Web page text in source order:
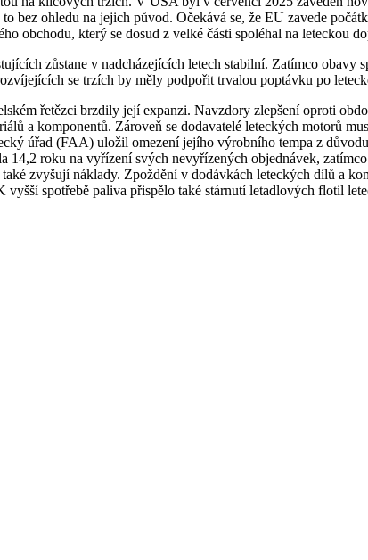
bez ohledu na jejich původ. Očekává se, že EU zavede
obchodu, který se dosud z velké části spoléhal na leteckou
zůstane v nadcházejících letech stabilní. Zatímco
se trzích by měly podpořit trvalou poptávku po
řetězci brzdily její expanzi. Navzdory zlepšení oproti
a komponentů. Zároveň se dodavatelé leteckých motorů
úřad (FAA) uložil omezení jejího výrobního tempa z
roku na vyřízení svých nevyřízených objednávek,
zvyšují náklady. Zpoždění v dodávkách leteckých dílů a
spotřebě paliva přispělo také stárnutí letadlových flotil